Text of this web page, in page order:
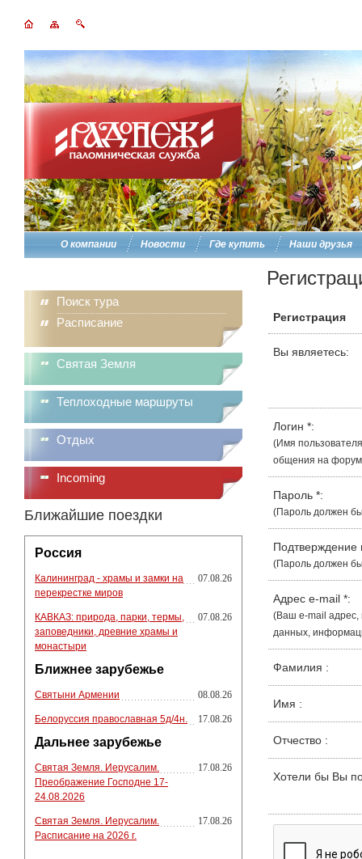
О компании Новости Где купить Наши друзья
Поиск тура
Расписание
Святая Земля
Теплоходные маршруты
Отдых
Incoming
Ближайшие поездки
Россия
Калининград - храмы и замки на
перекрестке миров
07.08.26
КАВКАЗ: природа, парки, термы,
заповедники, древние храмы и
монастыри
07.08.26
Ближнее зарубежье
Святыни Армении 08.08.26
Белоруссия православная 5д/4н. 17.08.26
Дальнее зарубежье
Святая Земля. Иерусалим.
Преображение Господне 17-
24.08.2026
17.08.26
Святая Земля. Иерусалим.
Расписание на 2026 г.
17.08.26
Регистрация
Вы являетесь:
Логин *:
(Имя
общения на
Пароль *:
(Пароль должен
(Пароль должен
Адрес e-mail *:
(Ваш e-mail адрес,
данных,
Фамилия :
Имя :
Отчество :
Хотели бы Вы